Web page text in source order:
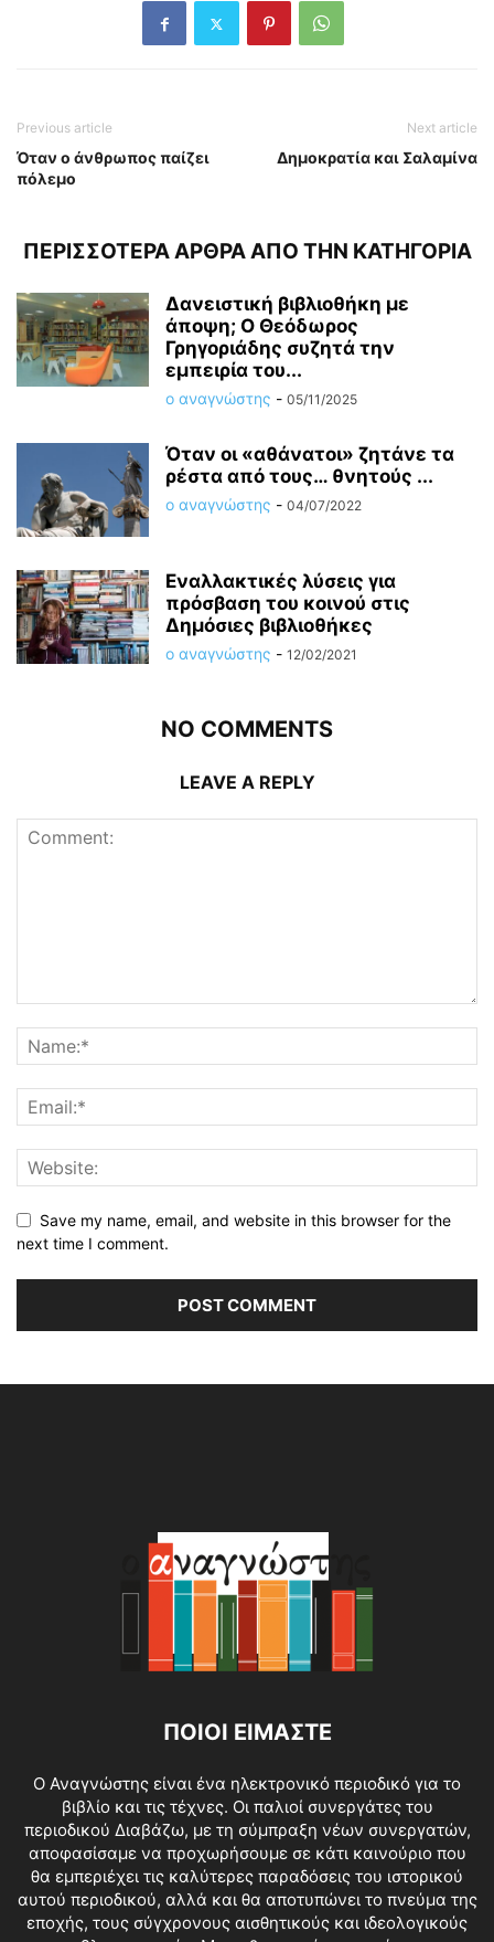
Previous article
Όταν ο άνθρωπος παίζει
πόλεμο
Next article
Δημοκρατία και Σαλαμίνα
ΠΕΡΙΣΣΟΤΕΡΑ ΑΡΘΡΑ ΑΠΟ ΤΗΝ ΚΑΤΗΓΟΡΙΑ
Δανειστική βιβλιοθήκη με
άποψη; O Θεόδωρος
Γρηγοριάδης συζητά την
εμπειρία του...
ο αναγνώστης - 05/11/2025
Όταν οι «αθάνατοι» ζητάνε τα
ρέστα από τους… θνητούς ...
ο αναγνώστης - 04/07/2022
Εναλλακτικές λύσεις για
πρόσβαση του κοινού στις
Δημόσιες βιβλιοθήκες
ο αναγνώστης - 12/02/2021
NO COMMENTS
LEAVE A REPLY
Save my name, email, and website in this browser for the
next time I comment.
ΠΟΙΟΙ ΕΙΜΑΣΤΕ
O Αναγνώστης είναι ένα ηλεκτρονικό περιοδικό για το
βιβλίο και τις τέχνες. Οι παλιοί συνεργάτες του
περιοδικού Διαβάζω, με τη σύμπραξη νέων συνεργατών,
αποφασίσαμε να προχωρήσουμε σε κάτι καινούριο που
θα εμπεριέχει τις καλύτερες παραδόσεις του ιστορικού
αυτού περιοδικού, αλλά και θα αποτυπώνει το πνεύμα της
εποχής, τους σύγχρονους αισθητικούς και ιδεολογικούς